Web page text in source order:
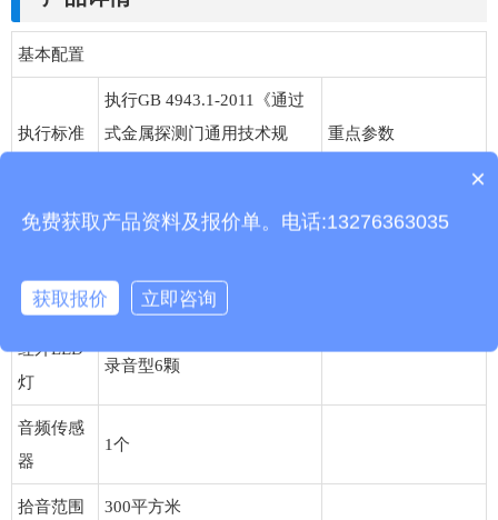
基本配置
执行标准
执行GB 4943.1-2011《通过
式金属探测门通用技术规
重点参数
直径19.5mm蛇管摄像
像素 500万：3200(H)×800(V)
红外LED
灯
录音型6颗
音频传感
器
1个
拾音范围 300平方米
产品包含安装吗？
×
免费获取产品资料及报价单。电话:13276363035
获取报价 立即咨询